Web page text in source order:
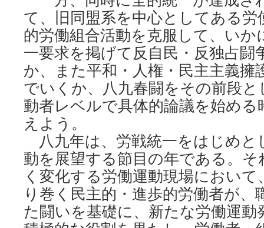
て、旧同盟系を中心としてある労
的労働組合活動を克服して、いか
一要求を掲げて反自民・反独占闘
か、また平和・人権・民主主義擁
でいくか、八九春闘をその前段
動者レベルで具体的論議を始め
えよう。
八九年は、労戦統一をはじめと
動を展望する節目の年である。
く変化する労働運動現場におい
り巻く民主的・進歩的労働者が、
た闘いを基礎に、新たな労働運